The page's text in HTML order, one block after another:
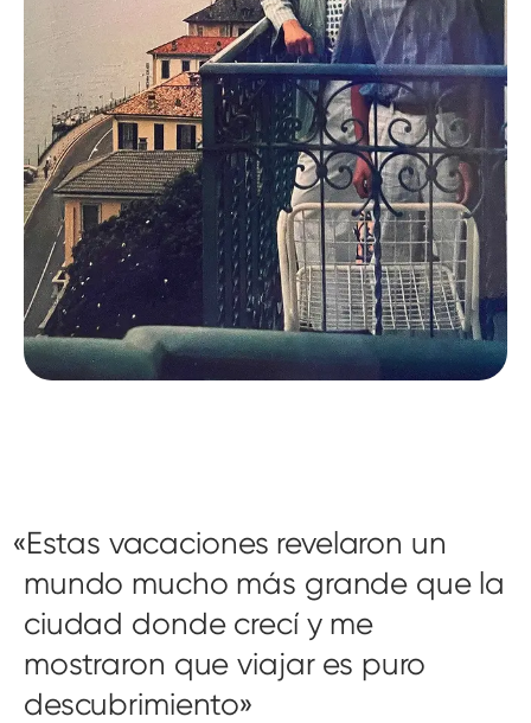
Estas vacaciones revelaron un
mundo mucho más grande que la
ciudad donde crecí y me
mostraron que viajar es puro
descubrimiento